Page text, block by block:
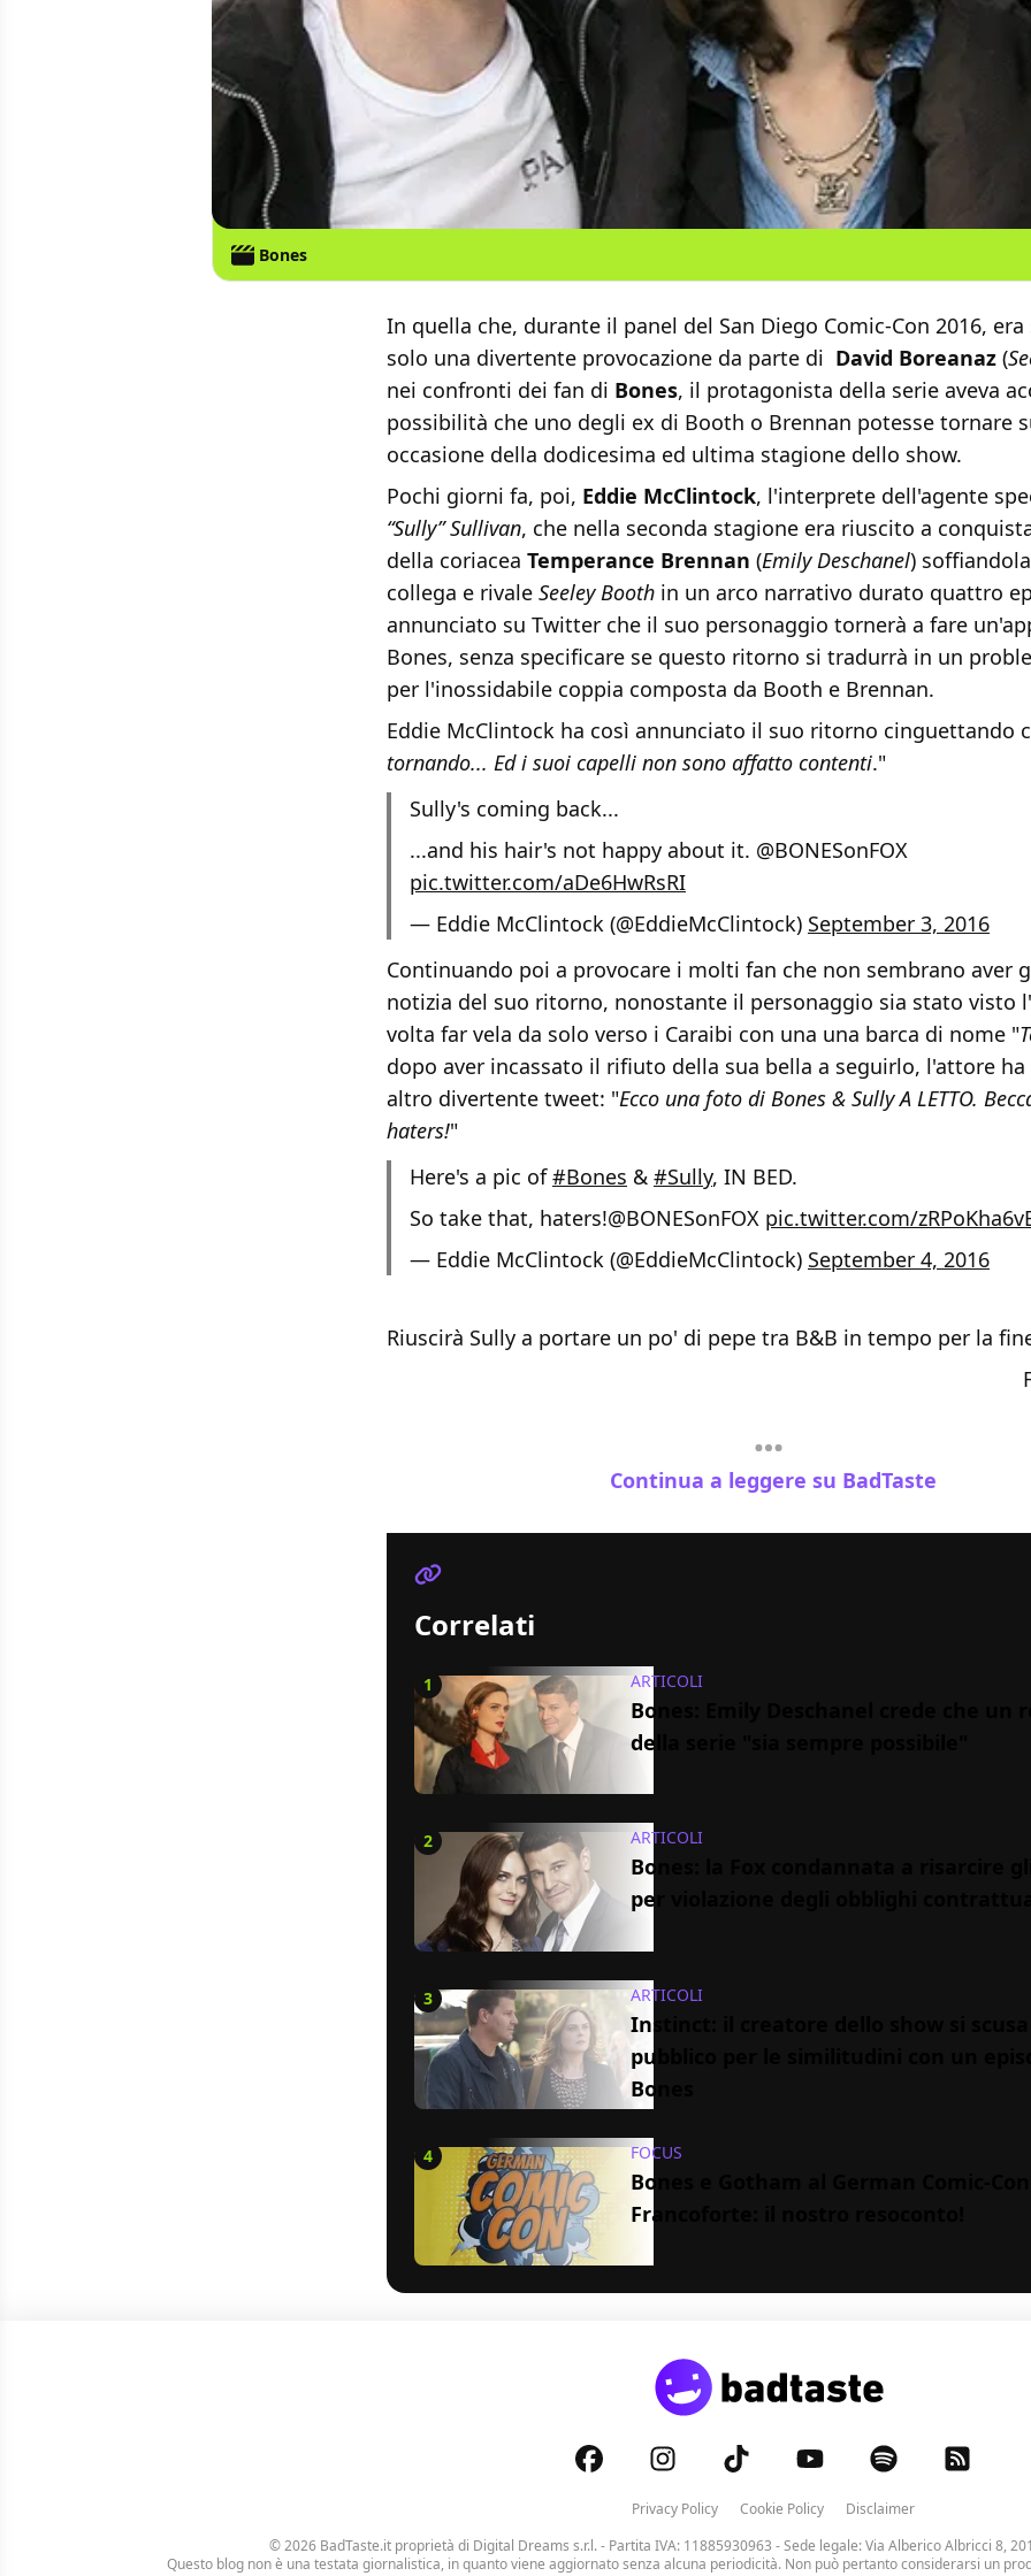
Bones
In quella che, durante il panel del San Diego Comic-Con 2016,
solo una divertente provocazione da parte di David Boreanaz (
nei confronti dei fan di Bones, il protagonista della serie aveva
possibilità che uno degli ex di Booth o Brennan potesse tornare
occasione della dodicesima ed ultima stagione dello show.
Pochi giorni fa, poi, Eddie McClintock, l'interprete dell'agente
“Sully” Sullivan, che nella seconda stagione era riuscito a
della coriacea Temperance Brennan (Emily Deschanel)
collega e rivale Seeley Booth in un arco narrativo durato quattro
annunciato su Twitter che il suo personaggio tornerà a fare
Bones, senza specificare se questo ritorno si tradurrà in un
per l'inossidabile coppia composta da Booth e Brennan.
Eddie McClintock ha così annunciato il suo ritorno cinguettando
tornando... Ed i suoi capelli non sono affatto contenti."
Sully's coming back...
...and his hair's not happy about it. @BONESonFOX
pic.twitter.com/aDe6HwRsRI
— Eddie McClintock (@EddieMcClintock) September 3, 2016
Continuando poi a provocare i molti fan che non sembrano aver
notizia del suo ritorno, nonostante il personaggio sia stato visto
volta far vela da solo verso i Caraibi con una una barca di nome "
dopo aver incassato il rifiuto della sua bella a seguirlo, l'attore
altro divertente tweet: "Ecco una foto di Bones & Sully A LETTO.
haters!"
Here's a pic of#Bones & #Sully, IN BED.
So take that, haters!@BONESonFOX pic.twitter.com/
— Eddie McClintock (@EddieMcClintock) September 4, 2016
Riuscirà Sully a portare un po' di pepe tra B&B in tempo per la
Continua a leggere su BadTaste
Correlati
1 ARTICOLI
Bones: Emily Deschanel crede che un
della serie "sia sempre possibile"
2 ARTICOLI
Bones: la Fox condannata a risarcire
per violazione degli obblighi
3 ARTICOLI
Instinct: il creatore dello show si scusa
pubblico per le similitudini con un
Bones
4 FOCUS
Bones e Gotham al German Comic-Con
Francoforte: il nostro resoconto!
Privacy Policy Cookie Policy
Disclaimer
© 2026 BadTaste.it proprietà di Digital Dreams s.r.l.- Partita IVA: 11885930963 - Sede legale: Via Alberico Albricci 8,
Questo blog non è una testata giornalistica, in quanto viene aggiornato senza alcuna periodicità. Non può pertanto considerarsi un